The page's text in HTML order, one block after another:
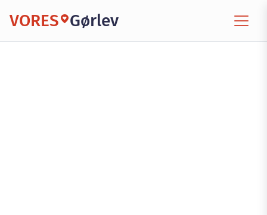
VORES Gørlev